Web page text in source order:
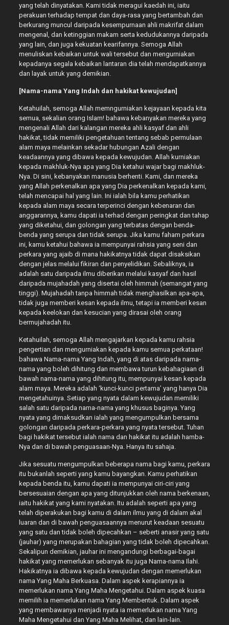
yang telah dinyatakan. Kami tidak meragui kaedah ini, iaitu
perakuan terhadap tempat dan daya-rasa yang bertambah dan
berkurang muncul daripada kesempurnaan ahli makrifat dalam
mengenal, dan ketinggian makam serta kedudukannya daripada
yang lain, dan juga kekuatan kearifannya. Semoga Allah
menuliskan kebaikan untuk wali tersebut dan mengurniakan
kepadanya segala kebaikan lantaran dia telah mendapatkannya
dan layak untuk yang demikian.
[Nama-nama Yang Indah dan hakikat kewujudan]
Ketahuilah, semoga Allah memngurniakan kejayaan kepada kita
semua, sekalian orang Islam! bahawa kebanyakan mereka yang
mengenali Allah dari kalangan mereka ahli kasyaf dan ahli
hakikat, tidak memiliki pengetahuan tentang sebab permulaan
alam maya melainkan sekadar hubungan Azali dengan
keadaannya yang dibawa kepada kewujudan. Allah kurniakan
kepada makhluk-Nya apa yang Dia ketahui wajar bagi makhluk-
Nya. Di sini, kebanyakan manusia berhenti. Kami, dan mereka
yang Allah perkenalkan apa yang Dia perkenalkan kepada kami,
telah mencapai hal yang lain. Ini ialah bila kamu perhatikan
kepada alam maya secara terperinci dengan kebenaran dan
anggarannya, kamu dapati ia terhad dengan peringkat dan tahap
yang diketahui, dan golongan yang terbatas dengan benda-
benda yang serupa dan tidak serupa. Jika kamu faham perkara
ini, kamu ketahui bahawa ia mempunyai rahsia yang seni dan
perkara yang ajaib di mana hakikatnya tidak dapat disaksikan
dengan jelas melalui fikiran dan penyelidikan. Sebaliknya, ia
adalah satu daripada ilmu diberikan melalui kasyaf dan hasil
daripada mujahadah yang disertai oleh himmah (semangat yang
tinggi). Mujahadah tanpa himmah tidak menghasilkan apa-apa,
tidak juga memberi kesan kepada ilmu, tetapi ia memberi kesan
kepada keelokan dan kesucian yang dirasai oleh orang
bermujahadah itu.
Ketahuilah, semoga Allah mengajarkan kepada kamu rahsia
pengertian dan mengurniakan kepada kamu semua perkataan!
bahawa Nama-nama Yang Indah, yang di atas daripada nama-
nama yang boleh dihitung dan membawa turun kebahagiaan di
bawah nama-nama yang dihitung itu, mempunyai kesan kepada
alam maya. Mereka adalah ‘kunci-kunci pertama’ yang hanya Dia
mengetahuinya. Setiap yang nyata dalam kewujudan memiliki
salah satu daripada nama-nama yang khusus baginya. Yang
nyata yang dimaksudkan ialah yang mengumpulkan bersama
golongan daripada perkara-perkara yang nyata tersebut. Tuhan
bagi hakikat tersebut ialah nama dan hakikat itu adalah hamba-
Nya dan di bawah penguasaan-Nya. Hanya itu sahaja.
Jika sesuatu mengumpulkan beberapa nama bagi kamu, perkara
itu bukanlah seperti yang kamu bayangkan. Kamu perhatikan
kepada benda itu, kamu dapati ia mempunyai ciri-ciri yang
bersesuaian dengan apa yang ditunjukkan oleh nama berkenaan,
iaitu hakikat yang kami nyatakan. Itu adalah seperti apa yang
telah diperakukan bagi kamu di dalam ilmu yang di dalam akal
luaran dan di bawah penguasaannya menurut keadaan sesuatu
yang satu dan tidak boleh dipecahkan – seberti anasir yang satu
(jauhar) yang merupakan bahagian yang tidak boleh dipecahkan.
Sekalipun demikian, jauhar ini mengandungi berbagai-bagai
hakikat yang memerlukan sebanyak itu juga Nama-nama Ilahi.
Hakikatnya ia dibawa kepada kewujudan dengan memerlukan
nama Yang Maha Berkuasa. Dalam aspek kerapiannya ia
memerlukan nama Yang Maha Mengetahui. Dalam aspek kuasa
memilih ia memerlukan nama Yang Membentuk. Dalam aspek
yang membawanya menjadi nyata ia memerlukan nama Yang
Maha Mengetahui dan Yang Maha Melihat, dan lain-lain.